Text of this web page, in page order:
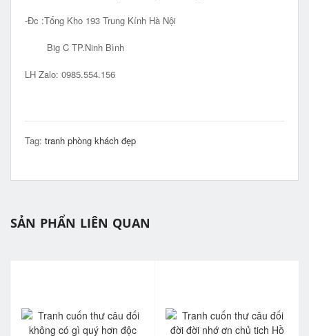
-Đc :Tổng Kho 193 Trung Kính Hà Nội
Big C TP.Ninh Bình
LH Zalo: 0985.554.156
Tag: tranh phòng khách đẹp
SẢN PHẨN LIÊN QUAN